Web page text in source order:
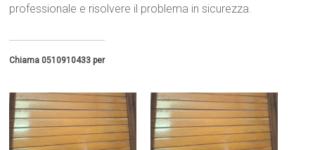
professionale e risolvere il problema in sicurezza.
Chiama 0510910433 per